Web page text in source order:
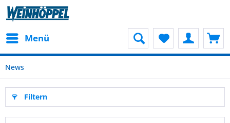
Menü
News
Filtern